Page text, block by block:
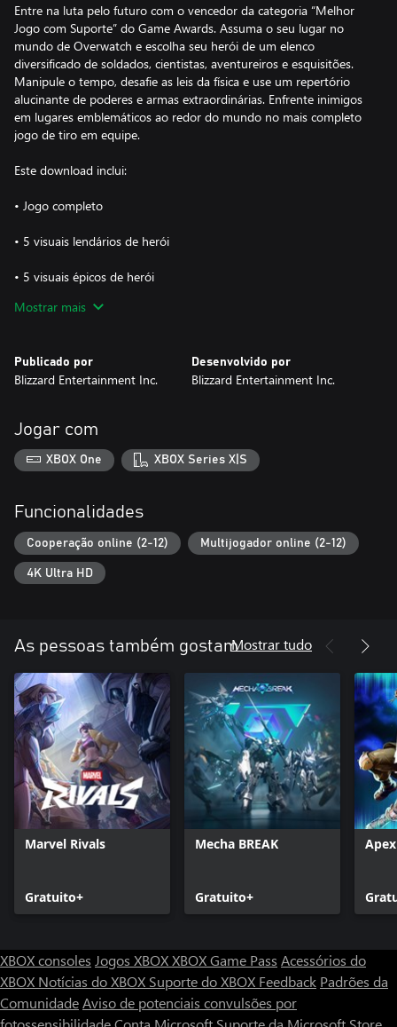
Entre na luta pelo futuro com o vencedor da categoria “Melhor
Jogo com Suporte” do Game Awards. Assuma o seu lugar no
mundo de Overwatch e escolha seu herói de um elenco
diversificado de soldados, cientistas, aventureiros e esquisitões.
Manipule o tempo, desafie as leis da física e use um repertório
alucinante de poderes e armas extraordinárias. Enfrente inimigos
em lugares emblemáticos ao redor do mundo no mais completo
jogo de tiro em equipe.
Este download inclui:
• Jogo completo
• 5 visuais lendários de herói
• 5 visuais épicos de herói
• 5 visuais de origem de herói
Mostrar mais
Publicado por
Blizzard Entertainment Inc.
Desenvolvido por
Blizzard Entertainment Inc.
Jogar com
XBOX One XBOX Series X|S
Funcionalidades
Cooperação online (2-12) Multijogador online (2-12)
4K Ultra HD
As pessoas também gostamMostrar tudo
Marvel Rivals
Gratuito+
Mecha BREAK
Gratuito+
XBOX consoles Jogos XBOXXBOX Game Pass Acessórios do
XBOX Notícias do XBOX Suporte do XBOX Feedback Padrões da
ComunidadeAviso de potenciais convulsões por